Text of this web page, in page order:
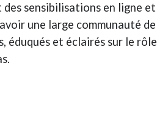
sensibilisations en ligne et
une large communauté de
éduqués et éclairés sur le rôle